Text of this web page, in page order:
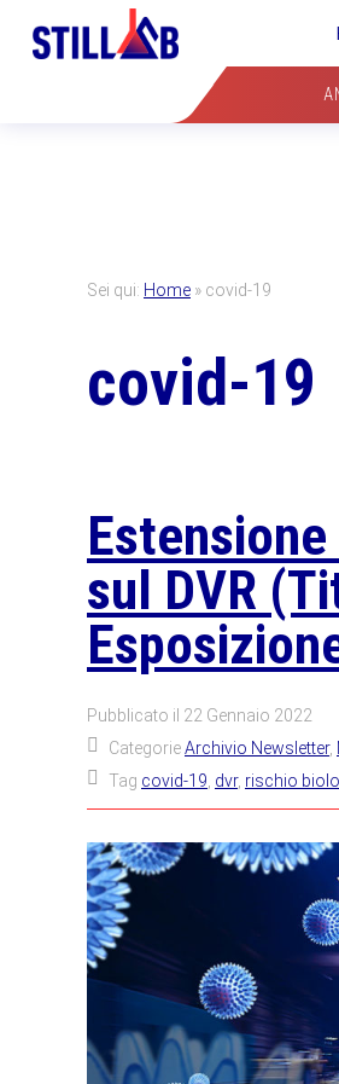
Sei qui: Home » covid-19
covid-19
sul DVR
Pubblicato il 22 Gennaio 2022
CategorieArchivio Newsletter,
Tag covid-19 dvr, rischio